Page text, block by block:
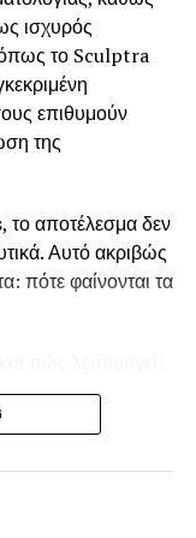
σας μέσω της
ισχυρός
όπως το Sculptra
επιθυμούν
της
το αποτέλεσμα δεν
Αυτό ακριβώς
πότε φαίνονται τα
υλικό που
και δρα
Αντί να
οργανισμό να
με Sculptra